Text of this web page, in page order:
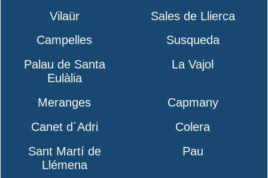
Vilaür
Sales de Llierca
Campelles
Susqueda
Palau de Santa
Eulàlia
La Vajol
Meranges
Capmany
Canet d´Adri
Colera
Sant Martí de
Llémena
Pau